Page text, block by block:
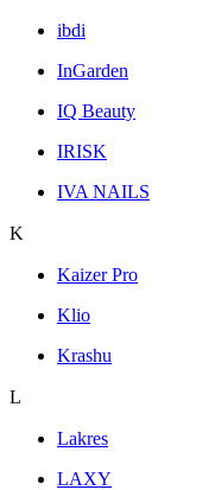
ibdi
InGarden
IQ Beauty
IRISK
IVA NAILS
K
Kaizer Pro
Klio
Krashu
L
Lakres
LAXY